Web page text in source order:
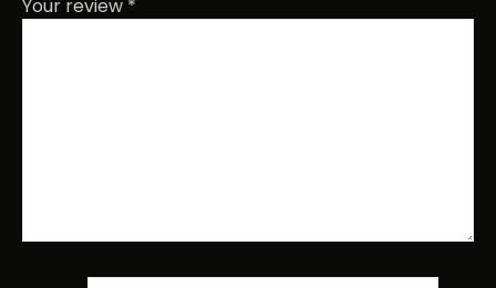
Your review *